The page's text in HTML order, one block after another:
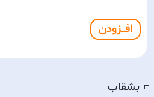
افـــزودن
◽️ بشقاب